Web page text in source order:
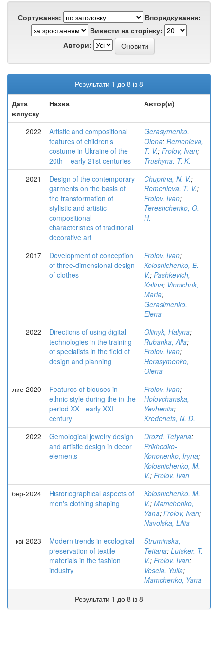
Сортування:
Впорядкування:
Вивести на сторінку:
Автори:
Результати 1 до 8 із 8
Дата
випуску
Назва Автор(и)
2022
Artistic and compositional
features of children's
costume in Ukraine of the
20th – early 21st centuries
Gerasymenko,
Olena; Remenieva,
T. V.; Frolov, Ivan;
Trushyna, T. K.
2021
Design of the contemporary
garments on the basis of
the transformation of
stylistic and artistic-
compositional
characteristics of traditional
decorative art
Chuprina, N. V.;
Remenieva, T. V.;
Frolov, Ivan;
Tereshchenko, O.
H.
2017
Development of conception
of three-dimensional design
of clothes
Frolov, Ivan;
Kolosnichenko, E.
V.; Pashkevich,
Kalina; Vinnichuk,
Maria;
Gerasimenko,
Elena
2022
Directions of using digital
technologies in the training
of specialists in the field of
design and planning
Oliinyk, Halyna;
Rubanka, Alla;
Frolov, Ivan;
Herasymenko,
Olena
лис-2020
Features of blouses in
ethnic style during the in the
period XX - early XXI
century
Frolov, Ivan;
Holovchanska,
Yevheniia;
Kredenets, N. D.
2022
Gemological jewelry design
and artistic design in decor
elements
Drozd, Tetyana;
Prikhodko-
Kononenko, Iryna;
Kolosnichenko, M.
V.; Frolov, Ivan
бер-2024
Historiographical aspects of
men's clothing shaping
Kolosnichenko, M.
V.; Mamchenko,
Yana; Frolov, Ivan;
Navolska, Liliia
кві-2023
Modern trends in ecological
preservation of textile
materials in the fashion
industry
Struminska,
Tetiana; Lutsker, T.
V.; Frolov, Ivan;
Vesela, Yulia;
Mamchenko, Yana
Результати 1 до 8 із 8